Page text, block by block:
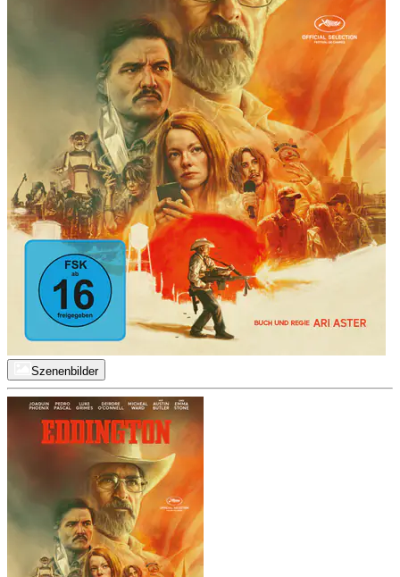
Szenenbilder